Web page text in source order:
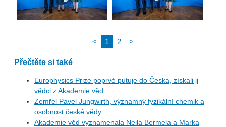
< 1 2 >
Přečtěte si také
Europhysics Prize poprvé putuje do Česka, získali ji
vědci z Akademie věd
Zemřel Pavel Jungwirth, významný fyzikální chemik a
osobnost české vědy
Akademie věd vyznamenala Neila Bermela a Marka